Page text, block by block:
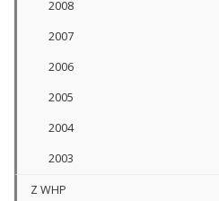
2008
2007
2006
2005
2004
2003
Z WHP